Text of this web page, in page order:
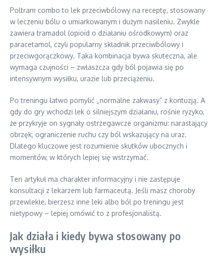
Poltram combo to lek przeciwbólowy na receptę, stosowany
w leczeniu bólu o umiarkowanym i dużym nasileniu. Zwykle
zawiera tramadol (opioid o działaniu ośrodkowym) oraz
paracetamol, czyli popularny składnik przeciwbólowy i
przeciwgorączkowy. Taka kombinacja bywa skuteczna, ale
wymaga czujności – zwłaszcza gdy ból pojawia się po
intensywnym wysiłku, urazie lub przeciążeniu.
Po treningu łatwo pomylić „normalne zakwasy” z kontuzją. A
gdy do gry wchodzi lek o silniejszym działaniu, rośnie ryzyko,
że przykryje on sygnały ostrzegawcze organizmu: narastający
obrzęk, ograniczenie ruchu czy ból wskazujący na uraz.
Dlatego kluczowe jest rozumienie skutków ubocznych i
momentów, w których lepiej się wstrzymać.
Ten artykuł ma charakter informacyjny i nie zastępuje
konsultacji z lekarzem lub farmaceutą. Jeśli masz choroby
przewlekłe, bierzesz inne leki albo ból po treningu jest
nietypowy – lepiej omówić to z profesjonalistą.
Jak działa i kiedy bywa stosowany po
wysiłku